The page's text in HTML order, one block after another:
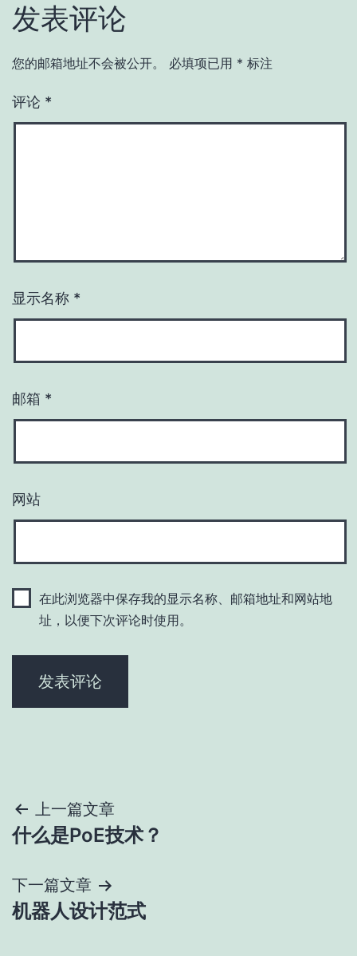
发表评论
您的邮箱地址不会被公开。 必填项已用 * 标注
评论 *
显示名称 *
邮箱 *
网站
在此浏览器中保存我的显示名称、邮箱地址和网站地
址，以便下次评论时使用。
文
章
导
航
上一篇文章
什么是PoE技术？
下一篇文章
机器人设计范式